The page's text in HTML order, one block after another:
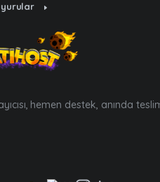
hemen destek, anında